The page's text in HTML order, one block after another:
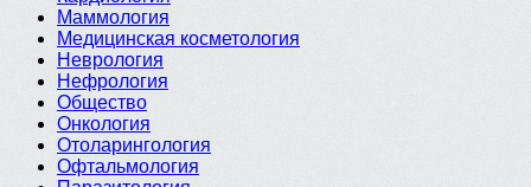
Маммология
Медицинская косметология
Неврология
Нефрология
Общество
Онкология
Отоларингология
Офтальмология